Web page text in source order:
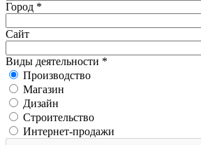
Город *
Сайт
Виды деятельности *
Производство
Магазин
Дизайн
Строительство
Интернет-продажи